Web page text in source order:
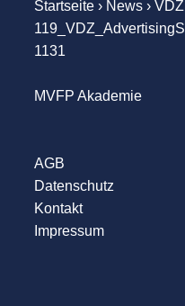
Startseite› News›
1131
MVFP Akademie
AGB
Datenschutz
Kontakt
Impressum